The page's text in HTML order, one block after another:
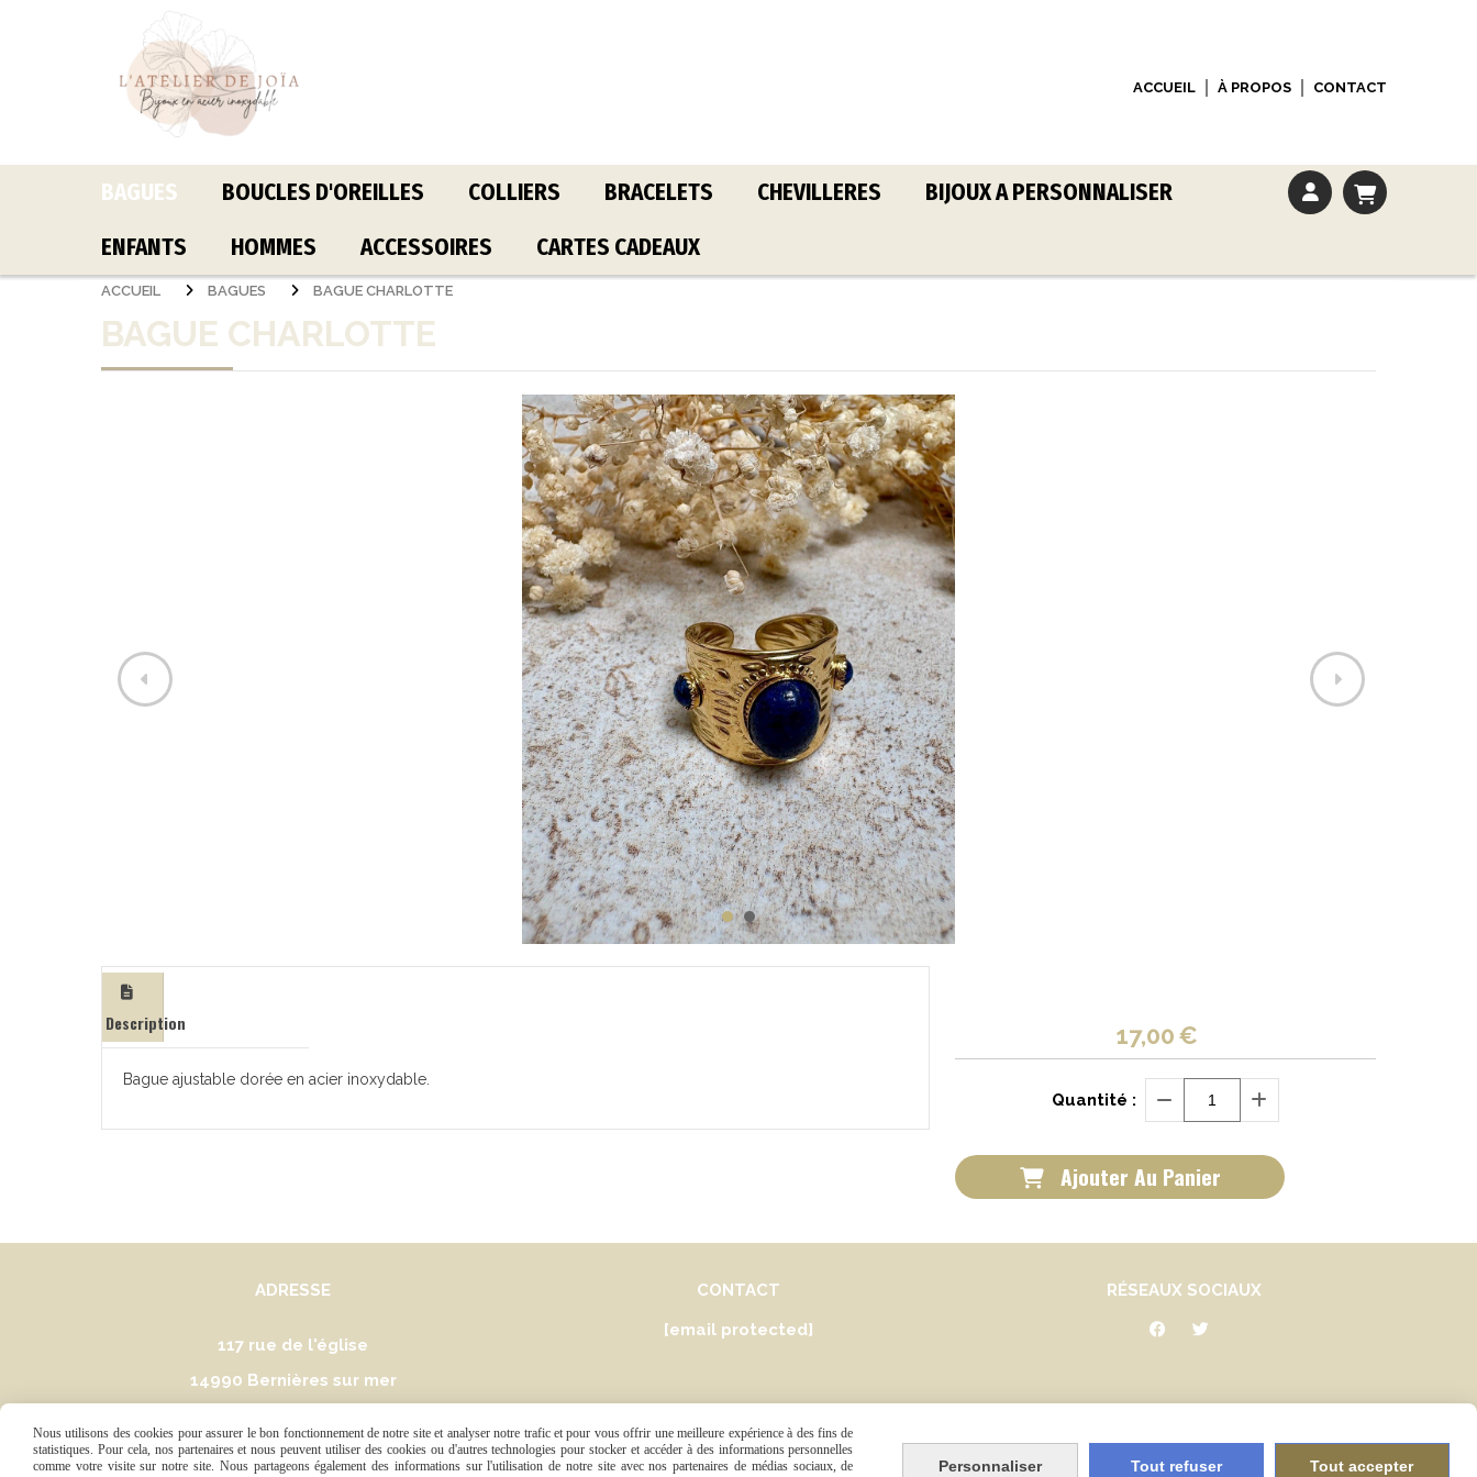
ACCUEIL À PROPOS CONTACT
BAGUES BOUCLES D'OREILLES COLLIERS BRACELETS CHEVILLERES
BIJOUX A PERSONNALISER
ENFANTS
HOMMES ACCESSOIRES CARTES CADEAUX
ACCUEIL BAGUES BAGUE CHARLOTTE
BAGUE CHARLOTTE
Quantité :
17,00€
Ajouter Au Panier
Description
Bague ajustable dorée en acier inoxydable.
ADRESSE
117 rue de l'église
14990 Bernières sur mer
CONTACT
[email protected]
RÉSEAUX SOCIAUX
 
Facebook est désactivé. Autoriser
Nous utilisons des cookies pour assurer le bon fonctionnement de notre site et analyser notre trafic et pour vous offrir une meilleure expérience à des fins de
statistiques. Pour cela, nos partenaires et nous peuvent utiliser des cookies ou d'autres technologies pour stocker et accéder à des informations personnelles
comme votre visite sur notre site. Nous partageons également des informations sur l'utilisation de notre site avec nos partenaires de médias sociaux, de
Personnaliser Tout refuser Tout accepter